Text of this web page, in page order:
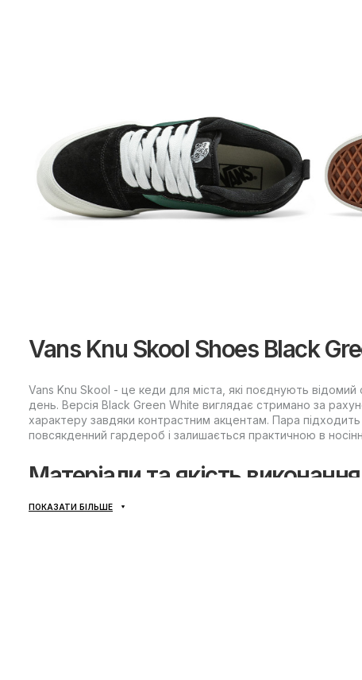
Vans Knu Skool Shoes Black
Vans Knu Skool - це кеди для міста, які поєднують
день. Версія Black Green White виглядає стримано за
характеру завдяки контрастним акцентам. Пара підходить
повсякденний гардероб і залишається практичною в
Матеріали та якість виконання
Верх Knu Skool виконаний із поєднання текстилю та
ПОКАЗАТИ БІЛЬШЕ